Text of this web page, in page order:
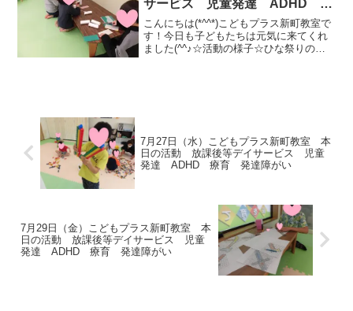
サービス 児童発達 ADHD 療
育 発達障がい
こんにちは(*^^*)こどもプラス新町教室で
す！今日も子どもたちは元気に来てくれ
ました(^^♪☆活動の様子☆ひな祭りの制
7月27日（水）こどもプラス新町教室 本
日の活動 放課後等デイサービス 児童
発達 ADHD 療育 発達障がい
7月29日（金）こどもプラス新町教室 本
日の活動 放課後等デイサービス 児童
発達 ADHD 療育 発達障がい